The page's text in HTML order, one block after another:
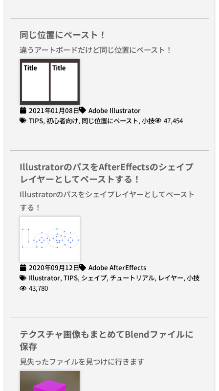
同じ位置にペースト！
違うアートボードだけど同じ位置にペースト！
2021年01月08日
Adobe Illustrator
TIPS, 初心者向け, 同じ位置にペースト, 小技 47,454
IllustratorのパスをAfterEffectsのシェイプ
レイヤーとしてペーストする！
Illustratorのパスをシェイプレイヤーとしてペースト
する！
2020年09月12日
Adobe AfterEffects
Illustrator, TIPS, シェイプ, チュートリアル, レイヤー, 小技
43,780
テクスチャ画像もまとめてBlendファイルに
保存
見失ったファイルを見つけに行きます